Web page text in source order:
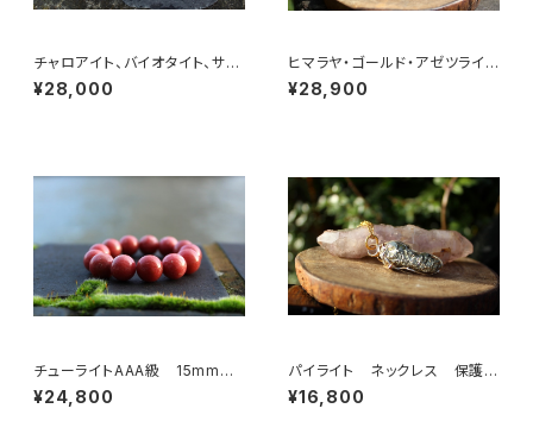
チャロアイト、バイオタイト、サン
ストーン リウマチ、痛風、うつ
病、解毒、不眠
¥28,000
ヒマラヤ・ゴールド・アゼツライ
ト 魂の目覚め、「ゴールデン・ラ
イトの降下」
¥28,900
チューライトAAA級 15mm
癒し、慈しみ、慈愛、女性性・・・そ
して成功運
¥24,800
パイライト ネックレス 保護
力、邪気ばらい、金運を引き寄せ
る
¥16,800